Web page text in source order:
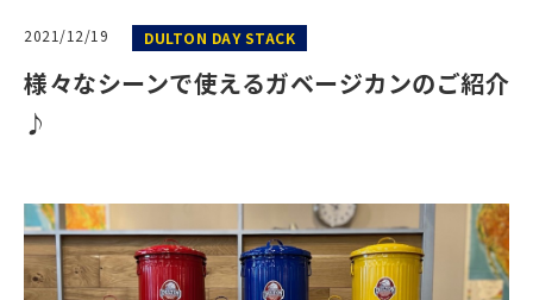
2021/12/19 DULTON DAY STACK
様々なシーンで使えるガベージカンのご紹介
♪